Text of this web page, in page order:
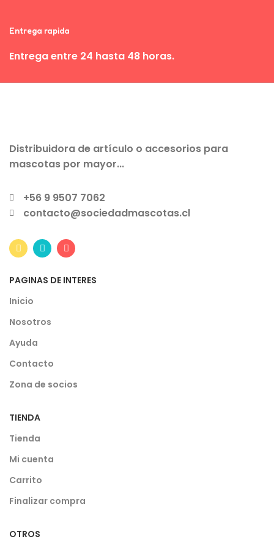
Entrega rapida
Entrega entre 24 hasta 48 horas.
Distribuidora de artículo o accesorios para
mascotas por mayor...
+56 9 9507 7062
contacto@sociedadmascotas.cl
PAGINAS DE INTERES
Inicio
Nosotros
Ayuda
Contacto
Zona de socios
TIENDA
Tienda
Mi cuenta
Carrito
Finalizar compra
OTROS